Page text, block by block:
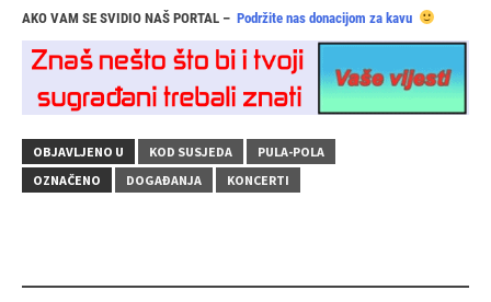
AKO VAM SE SVIDIO NAŠ PORTAL – Podržite nas donacijom za kavu
OBJAVLJENO U KOD SUSJEDA
PULA-POLA
OZNAČENO
DOGAĐANJA KONCERTI